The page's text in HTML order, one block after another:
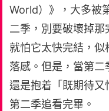
World）》，大多被
二季，別要破壞掉那
就怕它太快完結，
落感。但是，當第
還是抱着「既期待
第二季追看完畢。